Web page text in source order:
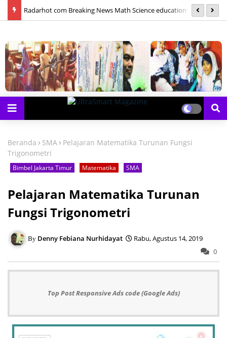
Radarhot com Breaking News Math Science education
Beranda SMA
Pelajaran Matematika Turunan Fungsi
Trigonometri
Bimbel Jakarta Timur Matematika SMA
Pelajaran Matematika Turunan
Fungsi Trigonometri
Denny Febiana Nurhidayat
Rabu, Agustus 14, 2019
0
Top Post Responsive Ads code (Google Ads)